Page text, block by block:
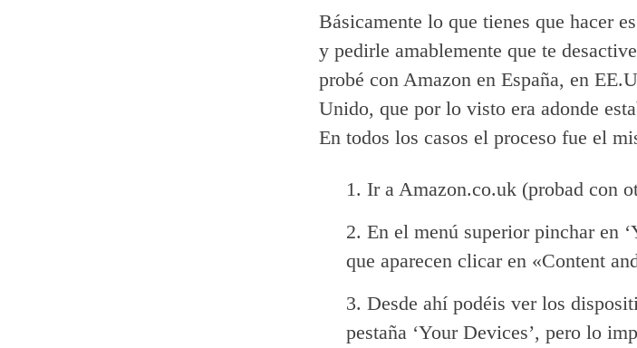
Básicamente lo que tienes que hacer
y pedirle amablemente que te
probé con Amazon en España, en
Unido, que por lo visto era adonde
En todos los casos el proceso fue el
Ir a Amazon.co.uk (probad con
En el menú superior pinchar en
que aparecen clicar en «Content
Desde ahí podéis ver los
pestaña ‘Your Devices’, pero lo